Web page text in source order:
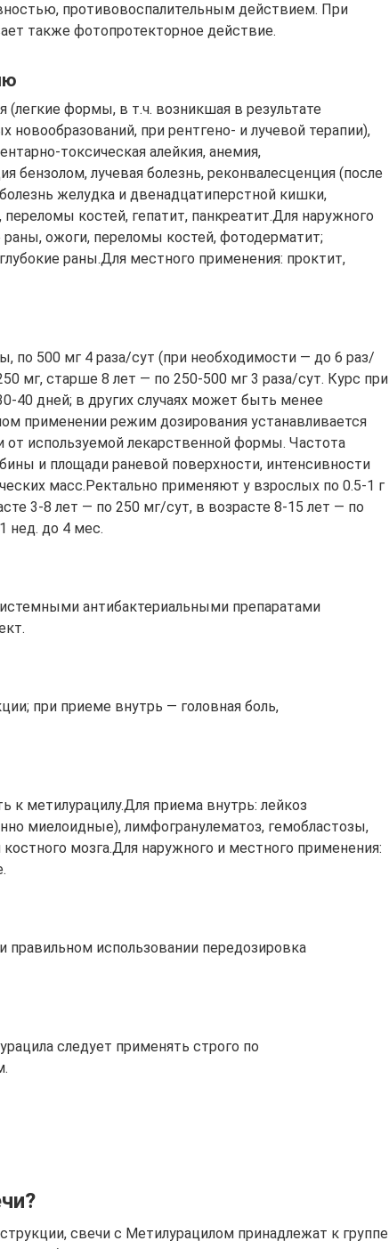
противовоспалительным действием. При
также фотопротекторное действие.
(легкие формы, в т.ч. возникшая в результате
новообразований, при рентгено- и лучевой терапии),
токсическая алейкия, анемия,
бензолом, лучевая болезнь, реконвалесценция (после
желудка и двенадцатиперстной кишки,
костей, гепатит, панкреатит.Для наружного
ожоги, переломы костей, фотодерматит;
раны.Для местного применения: проктит,
по 500 мг 4 раза/сут (при необходимости — до 6 раз/
мг, старше 8 лет — по 250-500 мг 3 раза/сут. Курс при
40 дней; в других случаях может быть менее
применении режим дозирования устанавливается
от используемой лекарственной формы. Частота
и площади раневой поверхности, интенсивности
масс.Ректально применяют у взрослых по 0.5-1 г
3-8 лет — по 250 мг/сут, в возрасте 8-15 лет — по
нед. до 4 мес.
антибактериальными препаратами
при приеме внутрь — головная боль,
к метилурацилу.Для приема внутрь: лейкоз
миелоидные), лимфогранулематоз, гемобластозы,
мозга.Для наружного и местного применения:
правильном использовании передозировка
следует применять строго по
свечи с Метилурацилом принадлежат к группе